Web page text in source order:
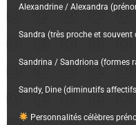
Alexandrine / Alexandra
Sandra (très proche et souvent
Sandrina / Sandriona (formes
Sandy, Dine (diminutifs
Personnalités célèbres